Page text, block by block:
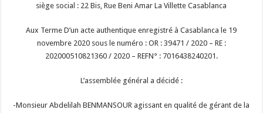
siège social : 22 Bis, Rue Beni Amar La Villette Casablanca
Aux Terme D’un acte authentique enregistré à Casablanca le 19
novembre 2020 sous le numéro : OR : 39471 / 2020 – RE :
202000510821360 / 2020 – REFN° : 7016438240201.
L’assemblée général a décidé :
-Monsieur Abdelilah BENMANSOUR agissant en qualité de gérant de la